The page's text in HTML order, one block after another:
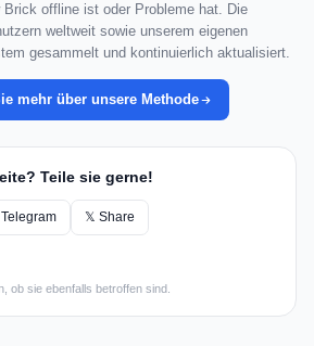
offline ist oder Probleme hat. Die
weltweit sowie unserem eigenen
gesammelt und kontinuierlich aktualisiert.
mehr über unsere Methode
Teile sie gerne!
𝕏 Share
ob sie ebenfalls betroffen sind.